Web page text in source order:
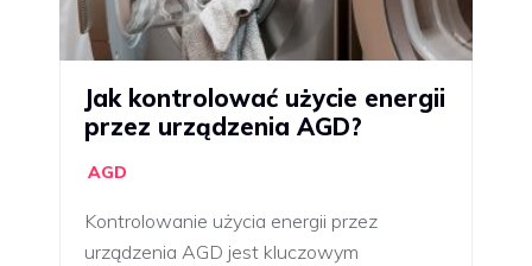
Jak kontrolować użycie energii
przez urządzenia AGD?
AGD
Kontrolowanie użycia energii przez
urządzenia AGD jest kluczowym